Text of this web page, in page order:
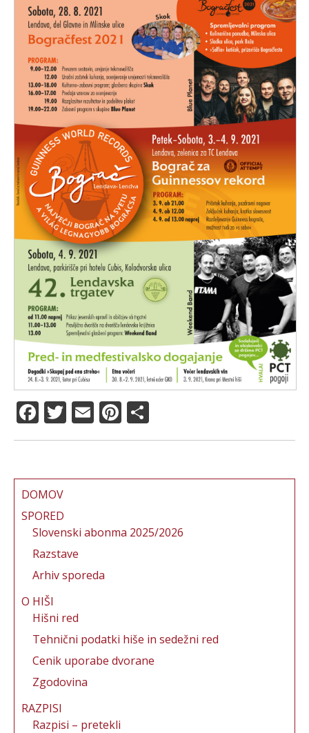
F
a
e
b
o
o
k
T
w
te
E
m
l
Pi
n
re
h
re
DOMOV
SPORED
Slovenski abonma 2025/2026
Razstave
Arhiv sporeda
O HIŠI
Hišni red
Tehnični podatki hiše in sedežni red
Cenik uporabe dvorane
Zgodovina
RAZPISI
Razpisi – pretekli